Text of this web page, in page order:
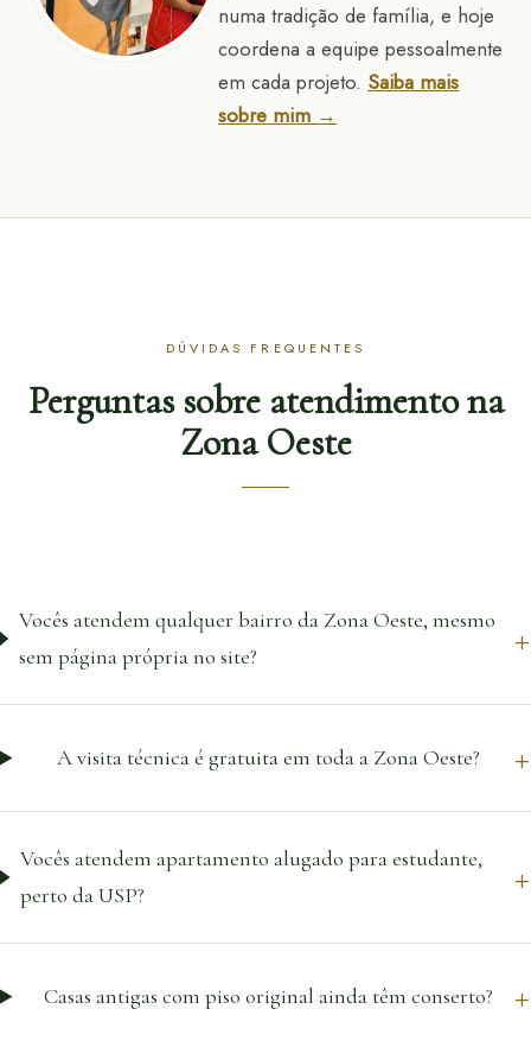
numa tradição de família, e hoje
coordena a equipe pessoalmente
em cada projeto. Saiba mais
sobre mim →
DÚVIDAS FREQUENTES
Perguntas sobre atendimento na
Zona Oeste
Vocês atendem qualquer bairro da Zona Oeste, mesmo
sem página própria no site?
A visita técnica é gratuita em toda a Zona Oeste?
Vocês atendem apartamento alugado para estudante,
perto da USP?
Casas antigas com piso original ainda têm conserto?